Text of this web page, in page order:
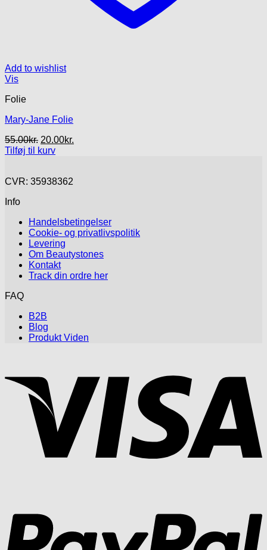
Add to wishlist
Vis
Folie
Mary-Jane Folie
55.00kr. Den
oprindelige
55.00kr..
20.00kr.
Tilføj til kurv
CVR: 35938362
Info
Handelsbetingelser
Cookie- og privatlivspolitik
Levering
Om Beautystones
Kontakt
Track din ordre her
FAQ
B2B
Blog
Produkt Viden